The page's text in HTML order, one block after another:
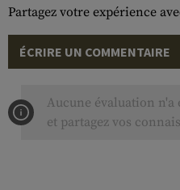
Partagez votre expérience
ÉCRIRE UN COMMENTAIRE
Aucune évaluation n'a
et partagez vos